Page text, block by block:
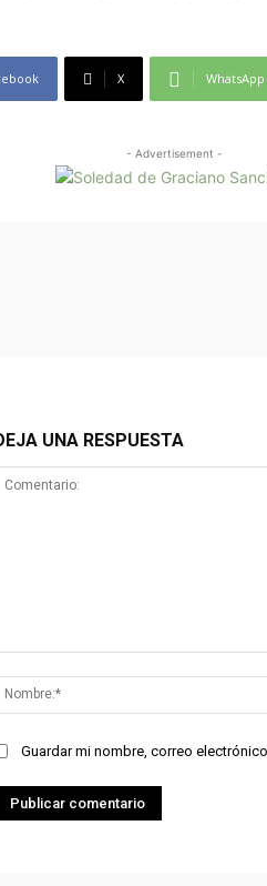
X WhatsApp
- Advertisement -
UNA RESPUESTA
Guardar mi nombre, correo